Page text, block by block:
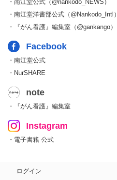
・南江堂公式（@nankodo_NEWS）
・南江堂洋書部公式（@Nankodo_Intl）
・『がん看護』編集室（@gankango）
Facebook
・南江堂公式
・NurSHARE
note
・『がん看護』編集室
Instagram
・電子書籍 公式
ログイン